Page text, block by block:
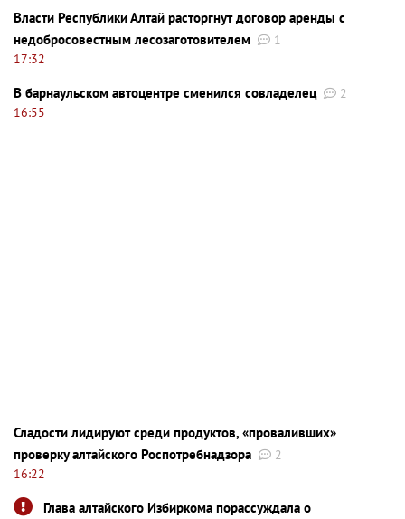
Власти Республики Алтай расторгнут договор аренды с
недобросовестным лесозаготовителем
1
17:32
В барнаульском автоцентре сменился совладелец
2
16:55
Сладости лидируют среди продуктов, «проваливших»
проверку алтайского Роспотребнадзора
2
16:22
Глава алтайского Избиркома порассуждала о